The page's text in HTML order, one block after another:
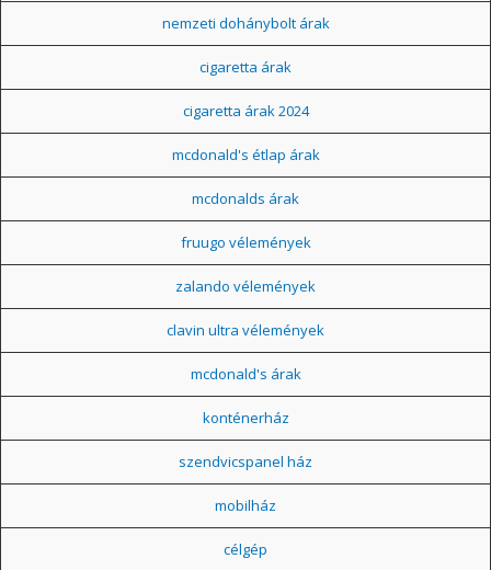
nemzeti dohánybolt árak
cigaretta árak
cigaretta árak 2024
mcdonald's étlap árak
mcdonalds árak
fruugo vélemények
zalando vélemények
clavin ultra vélemények
mcdonald's árak
konténerház
szendvicspanel ház
mobilház
célgép